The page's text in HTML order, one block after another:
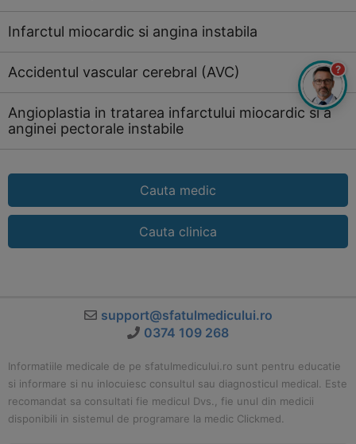
Infarctul miocardic si angina instabila
Accidentul vascular cerebral (AVC)
Angioplastia in tratarea infarctului miocardic si a
anginei pectorale instabile
Cauta medic
Cauta clinica
support@sfatulmedicului.ro
0374 109 268
Informatiile medicale de pe sfatulmedicului.ro sunt pentru educatie
si informare si nu inlocuiesc consultul sau diagnosticul medical. Este
recomandat sa consultati fie medicul Dvs., fie unul din medicii
disponibili in sistemul de programare la medic Clickmed.
?